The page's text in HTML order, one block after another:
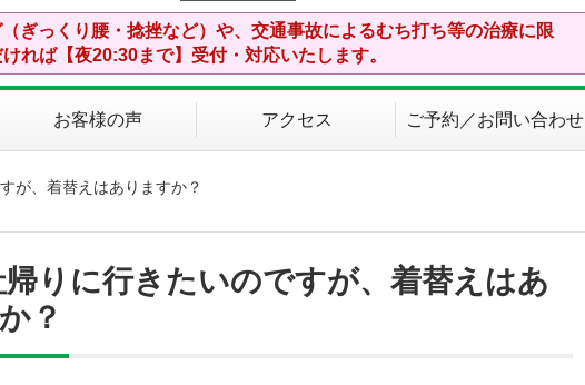
ぎっくり腰・捻挫など）や、交通事故によるむち打ち等の治療に限
れば【夜20:30まで】受付・対応いたします。
お客様の声 アクセス ご予約／お問い合わせ
が、着替えはありますか？
帰りに行きたいのですが、着替えはあ
？